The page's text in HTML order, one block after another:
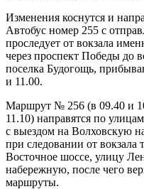
Изменения коснутся и
Автобус номер 255 с
проследует от вокзала
через проспект Победы до
поселка Будогощь,
и 11.00.
Маршрут № 256 (в 09.40 и
11.10) направятся по
с выездом на Волховскую
при следовании от вокзала
Восточное шоссе, улицу
набережную, после чего
маршруты.